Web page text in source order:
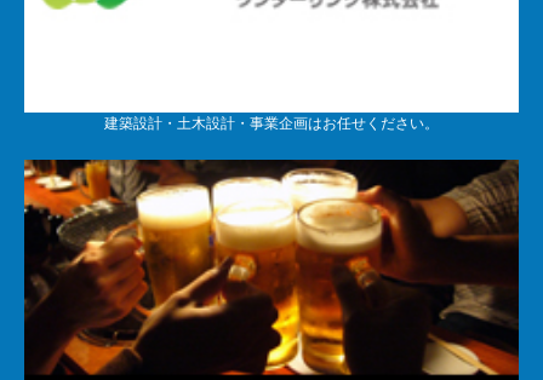
建築設計・土木設計・事業企画はお任せください。